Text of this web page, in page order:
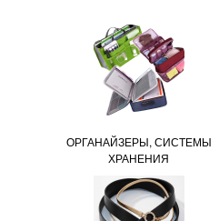
ОРГАНАЙЗЕРЫ, СИСТЕМЫ
ХРАНЕНИЯ